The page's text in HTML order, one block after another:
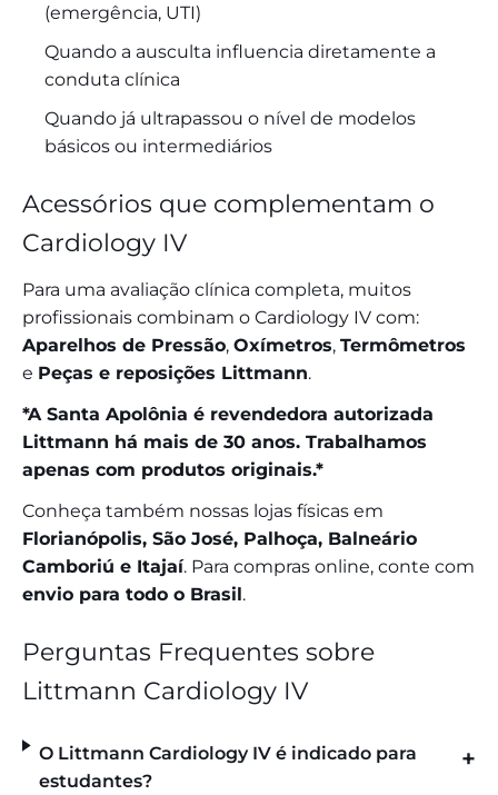
(emergência, UTI)
Quando a ausculta influencia diretamente a
conduta clínica
Quando já ultrapassou o nível de modelos
básicos ou intermediários
Acessórios que complementam o
Cardiology IV
Para uma avaliação clínica completa, muitos
profissionais combinam o Cardiology IV com:
Aparelhos de Pressão, Oxímetros, Termômetros
e Peças e reposições Littmann.
*A Santa Apolônia é revendedora autorizada
Littmann há mais de 30 anos. Trabalhamos
apenas com produtos originais.*
Conheça também nossas lojas físicas em
Florianópolis, São José, Palhoça, Balneário
Camboriú e Itajaí. Para compras online, conte com
envio para todo o Brasil.
Perguntas Frequentes sobre
Littmann Cardiology IV
O Littmann Cardiology IV é indicado para
estudantes?